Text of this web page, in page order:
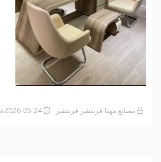
مصانع مهنا فرنتشر فرنتشر